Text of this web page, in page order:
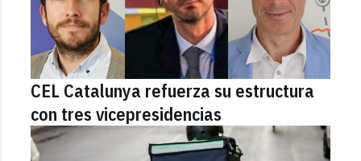
CEL Catalunya refuerza su estructura
con tres vicepresidencias